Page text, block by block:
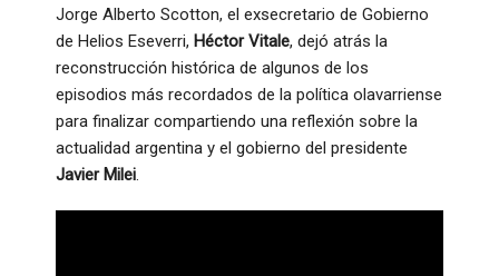
Jorge Alberto Scotton, el exsecretario de Gobierno
de Helios Eseverri, Héctor Vitale, dejó atrás la
reconstrucción histórica de algunos de los
episodios más recordados de la política olavarriense
para finalizar compartiendo una reflexión sobre la
actualidad argentina y el gobierno del presidente
Javier Milei.